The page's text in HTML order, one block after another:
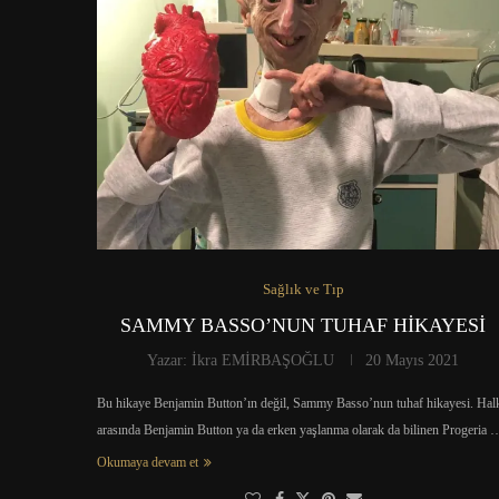
Sağlık ve Tıp
SAMMY BASSO’NUN TUHAF HİKAYESİ
Yazar: İkra EMİRBAŞOĞLU 20 Mayıs 2021
Bu hikaye Benjamin Button’ın değil, Sammy Basso’nun tuhaf hikayesi.
arasında Benjamin Button ya da erken yaşlanma olarak da bilinen Progeria
Okumaya devam et